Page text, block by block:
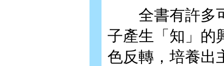
全書有許多可
子產生「知」的
色反轉，培養出